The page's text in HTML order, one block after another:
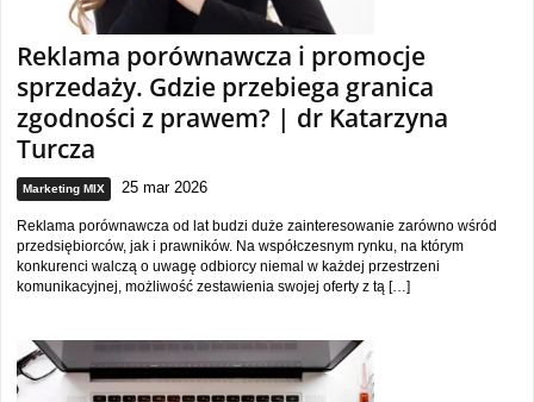
Reklama porównawcza i promocje
sprzedaży. Gdzie przebiega granica
zgodności z prawem? | dr Katarzyna
Turcza
Marketing MIX 25 mar 2026
Reklama porównawcza od lat budzi duże zainteresowanie zarówno wśród
przedsiębiorców, jak i prawników. Na współczesnym rynku, na którym
konkurenci walczą o uwagę odbiorcy niemal w każdej przestrzeni
komunikacyjnej, możliwość zestawienia swojej oferty z tą […]